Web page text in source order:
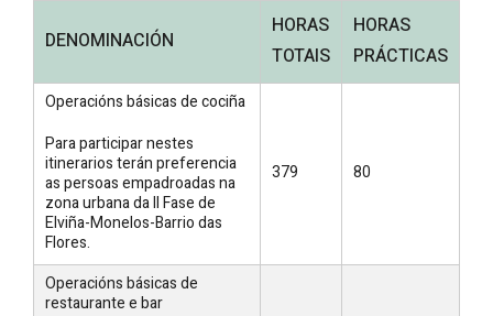
DENOMINACIÓN
HORAS
TOTAIS
HORAS
PRÁCTICAS
Operacións básicas de cociña
Para participar nestes
itinerarios terán preferencia
as persoas empadroadas na
zona urbana da II Fase de
Elviña-Monelos-Barrio das
Flores.
379 80
Operacións básicas de
restaurante e bar